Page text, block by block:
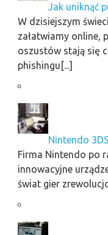
Jak uniknąć
W dzisiejszym
załatwiamy online,
oszustów stają się
phishingu[...]
Nintendo 3DS
Firma Nintendo po
innowacyjne
świat gier